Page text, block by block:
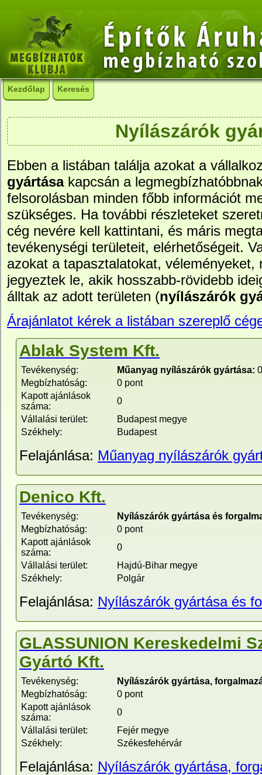
Kezdőlap Keresés
Nyílászárók
Ebben a listában találja azokat a
gyártásakapcsán a
felsorolásban minden főbb információt
szükséges. Ha további részleteket
cég nevére kell kattintani, és máris
tevékenységi területeit, elérhetőségeit.
azokat a tapasztalatokat, véleményeket,
jegyeztek le, akik hosszabb-rövidebb
álltak az adott területen (nyílászárók
Árajánlatot kérek a listában szereplő
Ablak System Kft.
Tevékenység: Műanyag nyílászárók gyártása:
Megbízhatóság:
0 pont
Kapott ajánlások
száma:
0
Vállalási terület:
Budapest megye
Székhely:
Budapest
Felajánlása: Műanyag nyílászárók
Denico Kft.
Tevékenység:
Nyílászárók gyártása és
Megbízhatóság:
0 pont
Kapott ajánlások
száma:
0
Vállalási terület:
Hajdú-Bihar megye
Székhely:
Polgár
Felajánlása: Nyílászárók gyártása és
GLASSUNION Kereskedelmi
Gyártó Kft.
Tevékenység:
Nyílászárók gyártása,
Megbízhatóság:
0 pont
Kapott ajánlások
száma:
0
Vállalási terület:
Fejér megye
Székhely:
Székesfehérvár
Felajánlása: Nyílászárók gyártása,